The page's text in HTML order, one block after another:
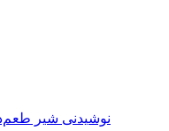
نوشیدنی شیر طعم‌دار